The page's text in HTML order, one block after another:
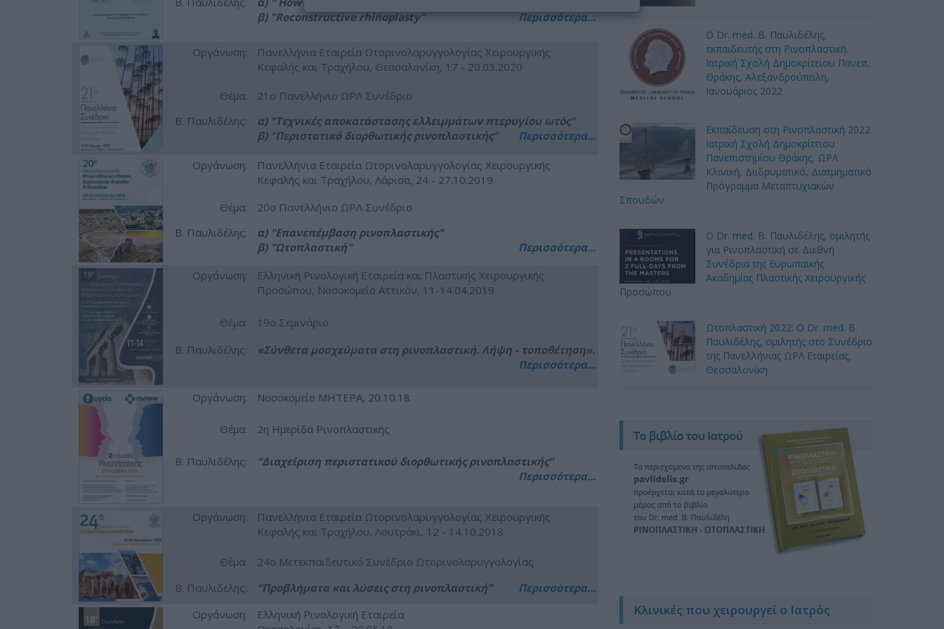
β) "Reconstructive rhinoplasty"
Περισσότερα...
Οργάνωση:
Πανελλήνια Εταιρεία Ωτορινολαρυγγολογίας Χειρουργικής
Κεφαλής και Τραχήλου, Θεσσαλονίκη, 17 - 20.03.2020
Θέμα:
21ο Πανελλήνιο ΩΡΛ Συνέδριο
Β. Παυλιδέλης:
α) "Τεχνικές αποκατάστασης ελλειμμάτων πτερυγίου ωτός"
β) "Περιστατικό διορθωτικής ρινοπλαστικής"
Περισσότερα...
Οργάνωση:
Πανελλήνια Εταιρεία Ωτορινολαρυγγολογίας Χειρουργικής
Κεφαλής και Τραχήλου, Λάρισα, 24 - 27.10.2019
Θέμα:
20ο Πανελλήνιο ΩΡΛ Συνέδριο
Β. Παυλιδέλης:
α) "Επανεπέμβαση ρινοπλαστικής"
β) "Ωτοπλαστική"
Περισσότερα...
Οργάνωση:
Ελληνική Ρινολογική Εταιρεία και Πλαστικής Χειρουργικής
Προσώπου, Νοσοκομείο Αττικόν, 11-14.04.2019
Θέμα:
19ο Σεμινάριο
Β. Παυλιδέλης:
«Σύνθετα μοσχεύματα στη ρινοπλαστική. Λήψη - τοποθέτηση».
Περισσότερα...
Οργάνωση: Νοσοκομείο ΜΗΤΕΡΑ, 20.10.18
Θέμα: 2η Ημερίδα Ρινοπλαστικής
Β. Παυλιδέλης:
“Διαχείριση περιστατικού διορθωτικής ρινοπλαστικής”
Περισσότερα...
Οργάνωση:
Πανελλήνια Εταιρεία Ωτορινολαρυγγολογίας Χειρουργικής
Κεφαλής και Τραχήλου, Λουτράκι, 12 - 14.10.2018
Θέμα:
24ο Μετεκπαιδευτικό Συνέδριο Ωτορινολαρυγγολογίας
Β. Παυλιδέλης:
“Προβλήματα και λύσεις στη ρινοπλαστική”
Περισσότερα...
Οργάνωση:
Ελληνική Ρινολογική Εταιρεία
Ο Dr. med. Β. Παυλιδέλης,
εκπαιδευτής στη Ρινοπλαστική.
Ιατρική Σχολή Δημοκρίτειου Πανεπ.
Θράκης, Αλεξανδρούπολη,
Ιανουάριος 2022
Εκπαίδευση στη Ρινοπλαστική 2022
Ιατρική Σχολή Δημοκρίτειου
Πανεπιστημίου Θράκης, ΩΡΛ
Κλινική, Διιδρυματικό, Διατμηματικό
Πρόγραμμα Μεταπτυχιακών
Σπουδών
Ο Dr. med. B. Παυλιδέλης, ομιλητής
για Ρινοπλαστική σε Διεθνή
Συνέδρια της Ευρωπαϊκής
Ακαδημίας Πλαστικής Χειρουργικής
Προσώπου
Ωτοπλαστική 2022: Ο Dr. med. B.
Παυλιδέλης, ομιλητής στο Συνέδριο
της Πανελλήνιας ΩΡΛ Εταιρείας,
Θεσσαλονίκη
Κλινικές που χειρουργεί ο Ιατρός